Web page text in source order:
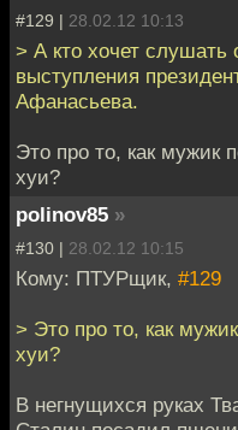
#129 | 28.02.12 10:13
> А кто хочет слушать
выступления
Афанасьева.
Это про то, как мужик
хуи?
polinov85 »
#130 | 28.02.12 10:15
Кому: ПТУРщик, #129
> Это про то, как
хуи?
В негнущихся руках